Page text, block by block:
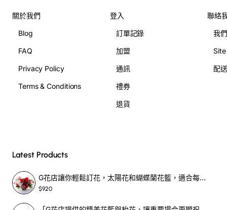
情感表達，適合週年紀念、生日祝福或任何想以花傳情的時
刻。我們在香港提供專業客製化服務，包含印字緞帶、個人
組（訂花配氣球、送花配氣球），可作求婚花束或朋友祝福
之選。保養建議：收到後斜剪莖端、換清水並置於陰涼處，
能延長觀賞期並維持香氣。
創意段子：這束花會在不經意間
場合的花束藝術
花束一直以來都是表達愛與感激的珍貴方式，尤其是在母親
關於我們
Blog
FAQ
Privacy Policy
Terms & Conditions
登入
訂單記錄
加盟
通訊
禮券
退貨
聯絡
我
配
Latest Products
G花店讓你輕鬆訂花，太陽花和蝴蝶蘭花籃，適合每個重要時刻！-SF390
$920